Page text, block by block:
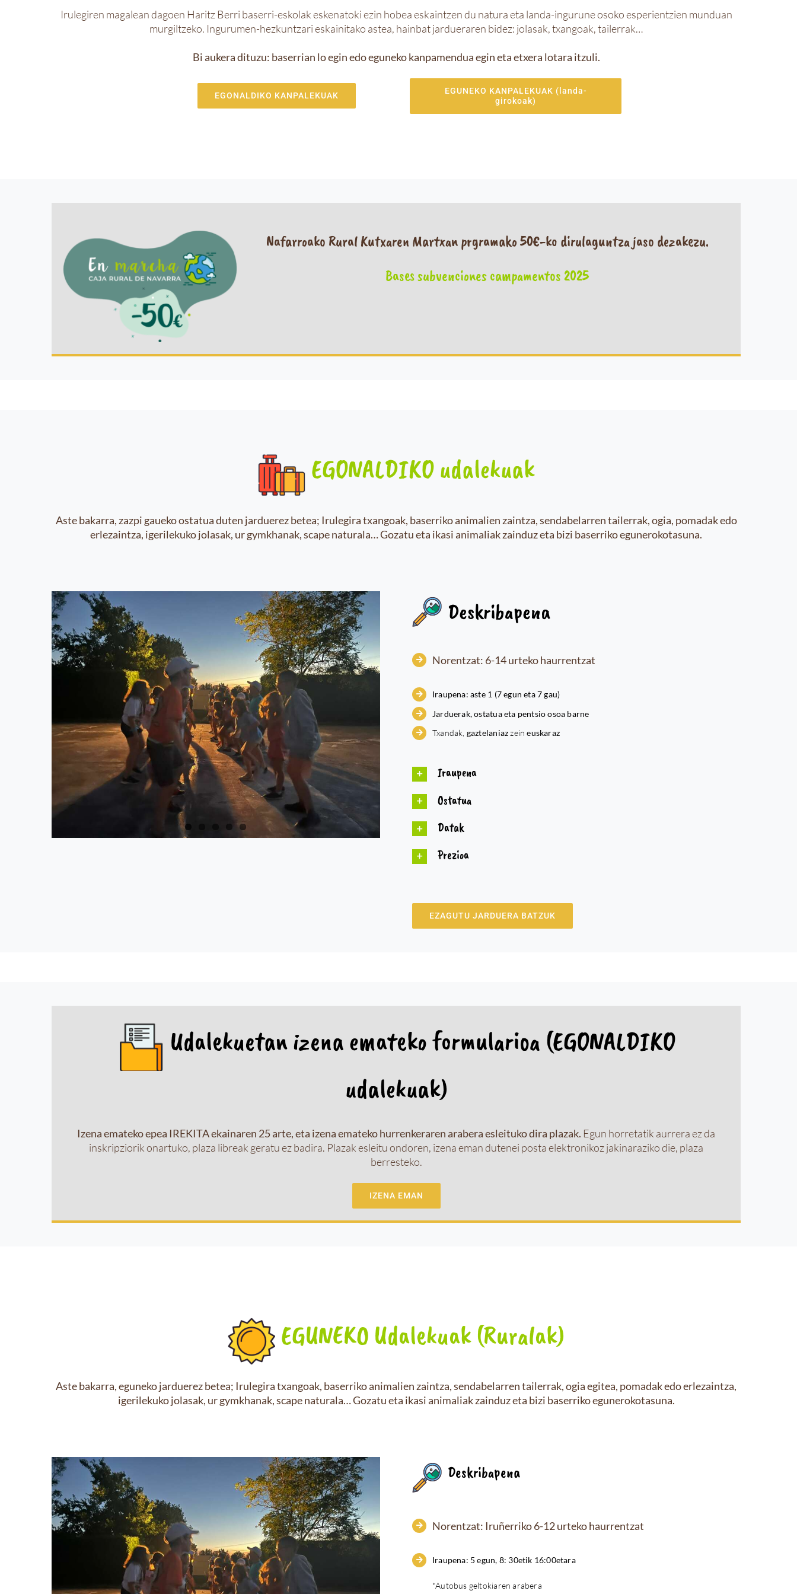
Irulegiren magalean dagoen Haritz Berri baserri-eskolak eskenatoki ezin hobea eskaintzen du natura eta landa-ingurune osoko esperientzien munduan
murgiltzeko. Ingurumen-hezkuntzari eskainitako astea, hainbat jardueraren bidez: jolasak, txangoak, tailerrak…
Bi aukera dituzu: baserrian lo egin edo eguneko kanpamendua egin eta etxera lotara itzuli.
EGONALDIKO KANPALEKUAK
EGUNEKO KANPALEKUAK (landa-
girokoak)
Nafarroako Rural Kutxaren Martxan prgramako 50€-ko dirulaguntza jaso dezakezu.
Bases subvenciones campamentos 2025
EGONALDIKO udalekuak
Aste bakarra, zazpi gaueko ostatua duten jarduerez betea; Irulegira txangoak, baserriko animalien zaintza, sendabelarren tailerrak, ogia, pomadak edo
erlezaintza, igerilekuko jolasak, ur gymkhanak, scape naturala… Gozatu eta ikasi animaliak zainduz eta bizi baserriko egunerokotasuna.
Deskribapena
Norentzat: 6-14 urteko haurrentzat
Iraupena: aste 1 (7 egun eta 7 gau)
Jarduerak, ostatua eta pentsio osoa barne
Txandak, gaztelaniazzeineuskaraz
Iraupena
Ostatua
Datak
Prezioa
EZAGUTU JARDUERA BATZUK
Udalekuetan izena emateko formularioa (EGONALDIKO
udalekuak)
Izena emateko epea IREKITA ekainaren 25 arte, eta izena emateko hurrenkeraren arabera esleituko dira plazak. Egun horretatik aurrera ez da
inskripziorik onartuko, plaza libreak geratu ez badira. Plazak esleitu ondoren, izena eman dutenei posta elektronikoz jakinaraziko die, plaza
berresteko.
IZENA EMAN
EGUNEKO Udalekuak (Ruralak)
Aste bakarra, eguneko jarduerez betea; Irulegira txangoak, baserriko animalien zaintza, sendabelarren tailerrak, ogia egitea, pomadak edo erlezaintza,
igerilekuko jolasak, ur gymkhanak, scape naturala… Gozatu eta ikasi animaliak zainduz eta bizi baserriko egunerokotasuna.
Deskribapena
Norentzat: Iruñerriko 6-12 urteko haurrentzat
Iraupena: 5 egun, 8: 30etik 16:00etara
*Autobus geltokiaren arabera